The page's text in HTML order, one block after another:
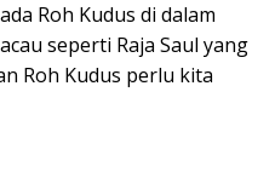
Roh Kudus di dalam
seperti Raja Saul yang
Roh Kudus perlu kita